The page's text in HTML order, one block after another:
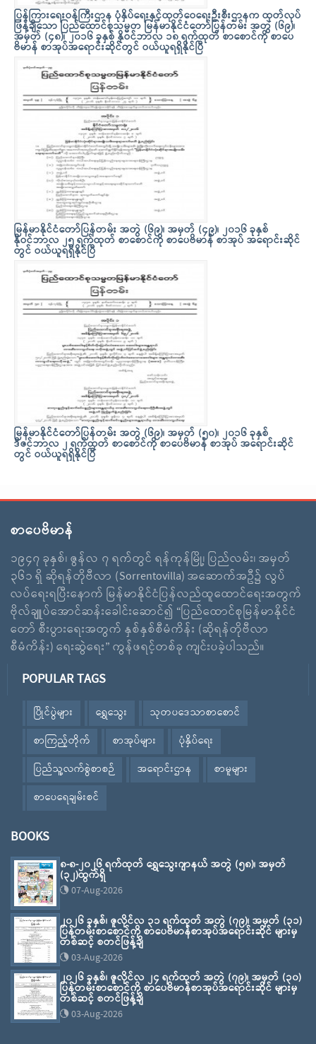
ပြန်ကြားရေးဝန်ကြီးဌာန ပုံနှိပ်ရေးနှင့်ထုတ်ဝေရေးဦးစီးဌာနက ထုတ်လုပ်
ဖြန့်ချိသော ပြည်ထောင်စုသမ္မတ မြန်မာနိုင်ငံတော်ပြန်တမ်း အတွဲ (၆၉)၊
အမှတ် (၄၈)၊ ၂၀၁၆ ခုနှစ် နိုဝင်ဘာလ ၁၈ ရက်ထုတ် စာစောင်ကို စာပေ
ဗိမာန် စာအုပ်အရောင်းဆိုင်တွင် ဝယ်ယူရရှိနိုင်ပြီ
မြန်မာနိုင်ငံတော်ပြန်တမ်း အတွဲ (၆၉)၊ အမှတ် (၄၉)၊ ၂၀၁၆ ခုနှစ်
နိုဝင်ဘာလ ၂၅ ရက်ထုတ် စာစောင်ကို စာပေဗိမာန် စာအုပ် အရောင်းဆိုင်
တွင် ဝယ်ယူရရှိနိုင်ပြီ
မြန်မာနိုင်ငံတော်ပြန်တမ်း အတွဲ (၆၉)၊ အမှတ် (၅၀)၊ ၂၀၁၆ ခုနှစ်
ဒီဇင်ဘာလ ၂ ရက်ထုတ် စာစောင်ကို စာပေဗိမာန် စာအုပ် အရောင်းဆိုင်
တွင် ဝယ်ယူရရှိနိုင်ပြီ
စာပေဗိမာန်
၁၉၄၇ ခုနှစ်၊ ဇွန်လ ၇ ရက်တွင် ရန်ကုန်မြို့၊ ပြည်လမ်း၊ အမှတ်
၃၆၁ ရှိ ဆိုရန်တိုဗီလာ (Sorrentovilla) အဆောက်အဦ၌ လွပ်
လပ်ရေးရပြီးနောက် မြန်မာနိုင်ငံပြန်လည်ထူထောင်ရေးအတွက်
ဗိုလ်ချူပ်အောင်ဆန်းခေါင်းဆောင်၍ “ပြည်ထောင်စုမြန်မာနိုင်ငံ
တော် စီးပွားရေးအတွက် နှစ်နှစ်စီမံကိန်း (ဆိုရန်တိုဗီလာ
စီမံကိန်း) ရေးဆွဲရေး” ကွန်ဖရင့်တစ်ခု ကျင်းပခဲ့ပါသည်။
POPULAR TAGS
ပြိုင်ပွဲများ ရွှေသွေး
သုတပဒေသာစာစောင်
စာကြည့်တိုက်
စာအုပ်များ
ပုံနှိပ်ရေး
ပြည်သူ့လက်စွဲစာစဉ်
အရောင်းဌာန
စာမူများ
စာပေရေချမ်းစင်
BOOKS
၈-၈-၂၀၂၆ ရက်ထုတ် ရွှေသွေးဂျာနယ် အတွဲ (၅၈)၊ အမှတ်
(၃၂)ထွက်ရှိ
07-Aug-2026
၂၀၂၆ ခုနှစ်၊ ဇူလိုင်လ ၃၁ ရက်ထုတ် အတွဲ (၇၉)၊ အမှတ် (၃၁)
ပြန်တမ်းစာစောင်ကို စာပေဗိမာန်စာအုပ်အရောင်းဆိုင် များမှ
တစ်ဆင့် စတင်ဖြန့်ချိ
03-Aug-2026
၂၀၂၆ ခုနှစ်၊ ဇူလိုင်လ ၂၄ ရက်ထုတ် အတွဲ (၇၉)၊ အမှတ် (၃၀)
ပြန်တမ်းစာစောင်ကို စာပေဗိမာန်စာအုပ်အရောင်းဆိုင် များမှ
တစ်ဆင့် စတင်ဖြန့်ချိ
03-Aug-2026